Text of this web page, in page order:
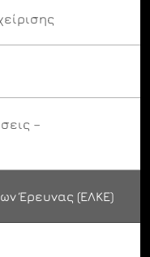
–
Έρευνας (ΕΛΚΕ)